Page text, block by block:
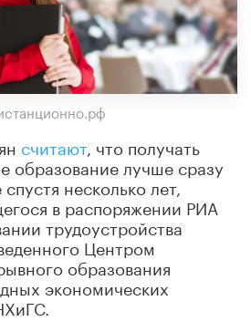
считают, что получать
образование лучше сразу
несколько лет,
в распоряжении РИА
трудоустройства
Центром
образования
экономических